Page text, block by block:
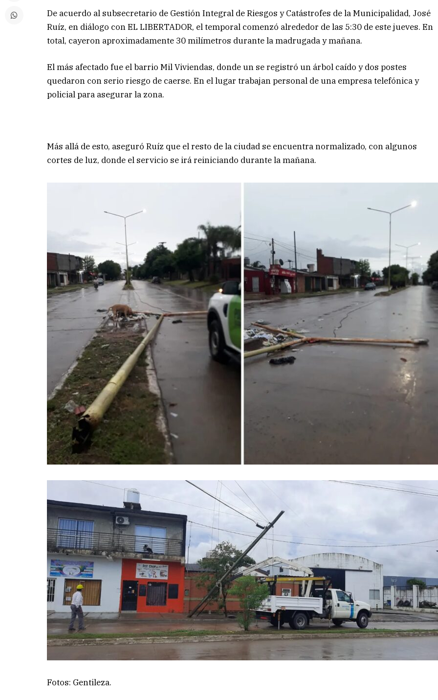
De acuerdo al subsecretario de Gestión Integral de Riesgos y Catástrofes de la Municipalidad, José
Ruíz, en diálogo con EL LIBERTADOR, el temporal comenzó alrededor de las 5:30 de este jueves. En
total, cayeron aproximadamente 30 milímetros durante la madrugada y mañana.
El más afectado fue el barrio Mil Viviendas, donde un se registró un árbol caído y dos postes
quedaron con serio riesgo de caerse. En el lugar trabajan personal de una empresa telefónica y
policial para asegurar la zona.
Más allá de esto, aseguró Ruíz que el resto de la ciudad se encuentra normalizado, con algunos
cortes de luz, donde el servicio se irá reiniciando durante la mañana.
Fotos: Gentileza.